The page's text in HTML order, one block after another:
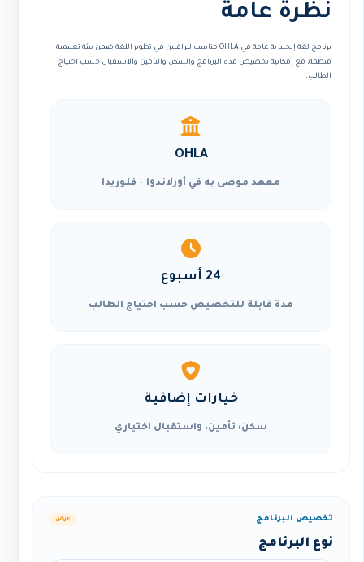
نظرة عامة
برنامج لغة إنجليزية عامة في OHLA مناسب للراغبين في تطوير اللغة ضمن بيئة تعليمية
منظمة، مع إمكانية تخصيص مدة البرنامج والسكن والتأمين والاستقبال حسب احتياج
الطالب.
OHLA
معهد موصى به في أورلاندوا - فلوريدا
24 أسبوع
مدة قابلة للتخصيص حسب احتياج الطالب
خيارات إضافية
سكن، تأمين، واستقبال اختياري
تخصيص البرنامج عرض
نوع البرنامج